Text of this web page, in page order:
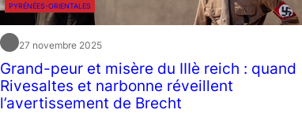
PYRÉNÉES-ORIENTALES
27 novembre 2025
Grand-peur et misère du IIIè reich : quand
Rivesaltes et narbonne réveillent
l’avertissement de Brecht